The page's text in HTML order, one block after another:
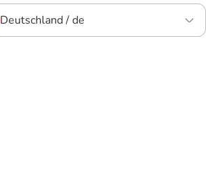
Deutschland / de